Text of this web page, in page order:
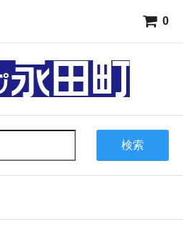
0
検索